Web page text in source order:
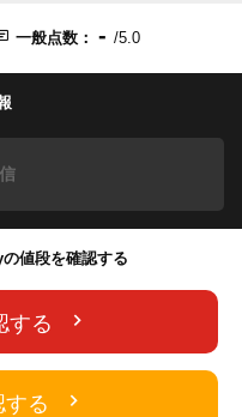
一般点数： - /5.0
値段を確認する
する
る